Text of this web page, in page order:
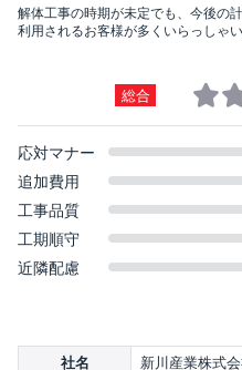
解体工事の時期が未定でも、今後の
利用されるお客様が多くいらっしゃい
総合
応対マナー
追加費用
工事品質
工期順守
近隣配慮
社名 新川産業株式